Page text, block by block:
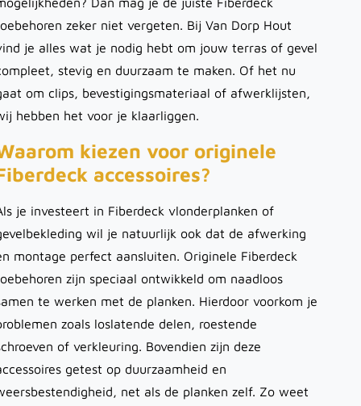
zeker niet vergeten. Bij Van Dorp Hout
je alles wat je nodig hebt om jouw terras of gevel
stevig en duurzaam te maken. Of het nu
om clips, bevestigingsmateriaal of afwerklijsten,
hebben het voor je klaarliggen.
kiezen voor originele
accessoires?
je investeert in Fiberdeck vlonderplanken of
wil je natuurlijk ook dat de afwerking
montage perfect aansluiten. Originele Fiberdeck
zijn speciaal ontwikkeld om naadloos
te werken met de planken. Hierdoor voorkom je
zoals loslatende delen, roestende
of verkleuring. Bovendien zijn deze
getest op duurzaamheid en
net als de planken zelf. Zo weet